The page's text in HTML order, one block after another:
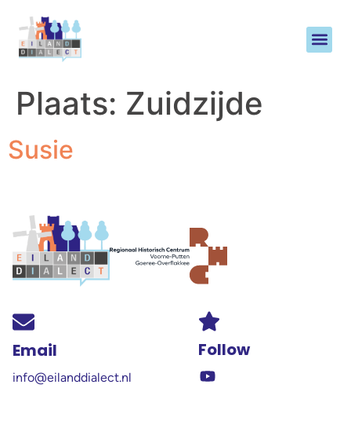
Plaats: Zuidzijde
Susie
Email
info@eilanddialect.nl
Follow